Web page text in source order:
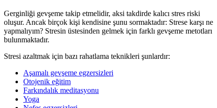
Gerginliği gevşeme takip etmelidir, aksi takdirde kalıcı stres riski
oluşur. Ancak birçok kişi kendisine şunu sormaktadır: Strese karşı ne
yapmalıyım? Stresin üstesinden gelmek için farklı gevşeme metotları
bulunmaktadır.
Stresi azaltmak için bazı rahatlama teknikleri şunlardır:
Aşamalı gevşeme egzersizleri
Otojenik eğitim
Farkındalık meditasyonu
Yoga